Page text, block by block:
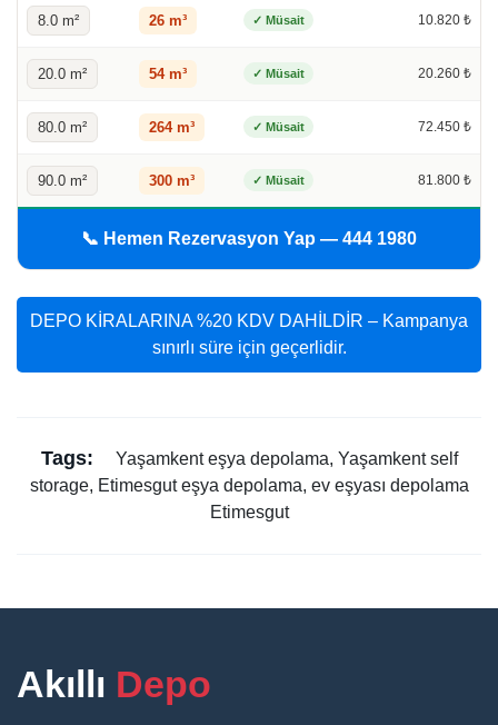
8.0 m² 26 m³ ✓ Müsait 10.820 ₺
20.0 m² 54 m³ ✓ Müsait 20.260 ₺
80.0 m² 264 m³ ✓ Müsait 72.450 ₺
90.0 m² 300 m³ ✓ Müsait 81.800 ₺
📞 Hemen Rezervasyon Yap — 444 1980
DEPO KİRALARINA %20 KDV DAHİLDİR – Kampanya
sınırlı süre için geçerlidir.
Tags:
Yaşamkent eşya depolama, Yaşamkent self
storage, Etimesgut eşya depolama, ev eşyası depolama
Etimesgut
Akıllı Depo